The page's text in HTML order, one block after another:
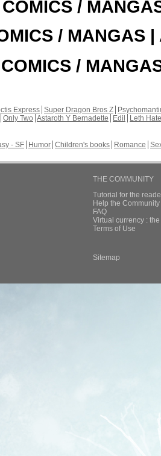
/
/ MANGAS |
/
Express Super Dragon Bros Z
Only Two Astaroth Y Bernadette Edil
Leth Hate
- SF Humor Children's books Romance
THE COMMUNITY
Tutorial for the
Help the
FAQ
Virtual currency :
Terms of Use
Sitemap